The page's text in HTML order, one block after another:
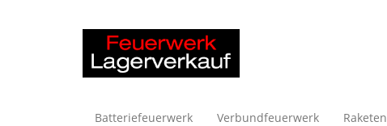
Batteriefeuerwerk Verbundfeuerwerk Raketen